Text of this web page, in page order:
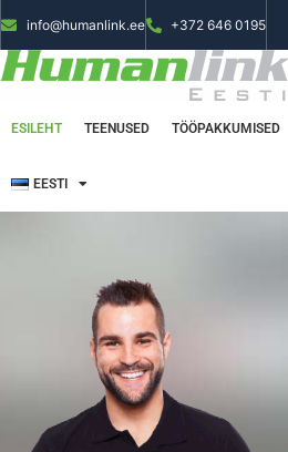
info@humanlink.ee +372 646 0195
ESILEHT TEENUSED TÖÖPAKKUMISED
EESTI